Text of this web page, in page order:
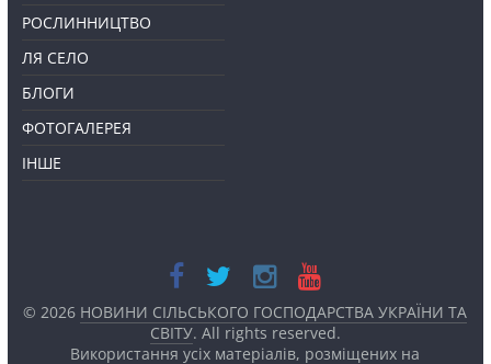
РОСЛИННИЦТВО
ЛЯ СЕЛО
БЛОГИ
ФОТОГАЛЕРЕЯ
ІНШЕ
© 2026 НОВИНИ СІЛЬСЬКОГО ГОСПОДАРСТВА УКРАЇНИ ТА
СВІТУ. All rights reserved.
Використання усіх матеріалів, розміщених на